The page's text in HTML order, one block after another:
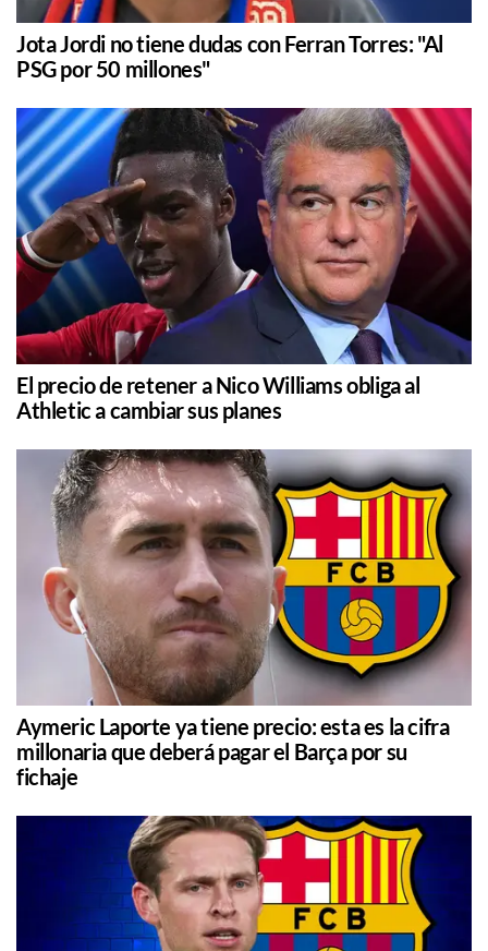
Jota Jordi no tiene dudas con Ferran Torres: "Al
PSG por 50 millones"
El precio de retener a Nico Williams obliga al
Athletic a cambiar sus planes
Aymeric Laporte ya tiene precio: esta es la cifra
millonaria que deberá pagar el Barça por su
fichaje